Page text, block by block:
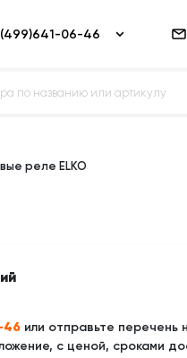
реле ELKO
46 или отправьте перечень
с ценой, сроками